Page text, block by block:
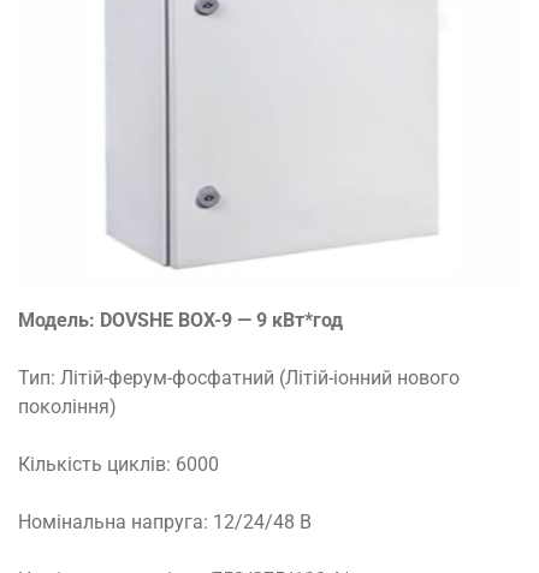
Модель: DOVSHE BOX-9 — 9 кВт*год
Тип: Літій-ферум-фосфатний (Літій-іонний нового
покоління)
Кількість циклів: 6000
Номінальна напруга: 12/24/48 В